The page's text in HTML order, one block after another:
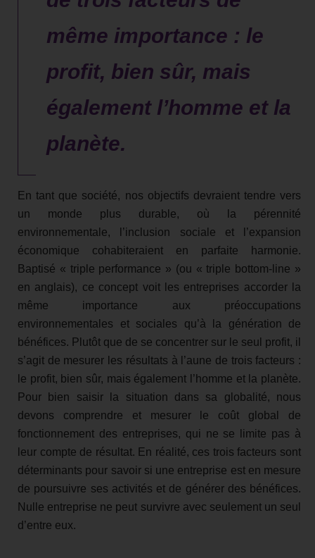
même importance : le
profit, bien sûr, mais
également l’homme et la
planète.
En tant que société, nos objectifs devraient tendre vers
un monde plus durable, où la pérennité
environnementale, l’inclusion sociale et l’expansion
économique cohabiteraient en parfaite harmonie.
Baptisé « triple performance » (ou « triple bottom-line »
en anglais), ce concept voit les entreprises accorder la
même importance aux préoccupations
environnementales et sociales qu’à la génération de
bénéfices. Plutôt que de se concentrer sur le seul profit, il
s’agit de mesurer les résultats à l’aune de trois facteurs :
le profit, bien sûr, mais également l’homme et la planète.
Pour bien saisir la situation dans sa globalité, nous
devons comprendre et mesurer le coût global de
fonctionnement des entreprises, qui ne se limite pas à
leur compte de résultat. En réalité, ces trois facteurs sont
déterminants pour savoir si une entreprise est en mesure
de poursuivre ses activités et de générer des bénéfices.
Nulle entreprise ne peut survivre avec seulement un seul
d’entre eux.